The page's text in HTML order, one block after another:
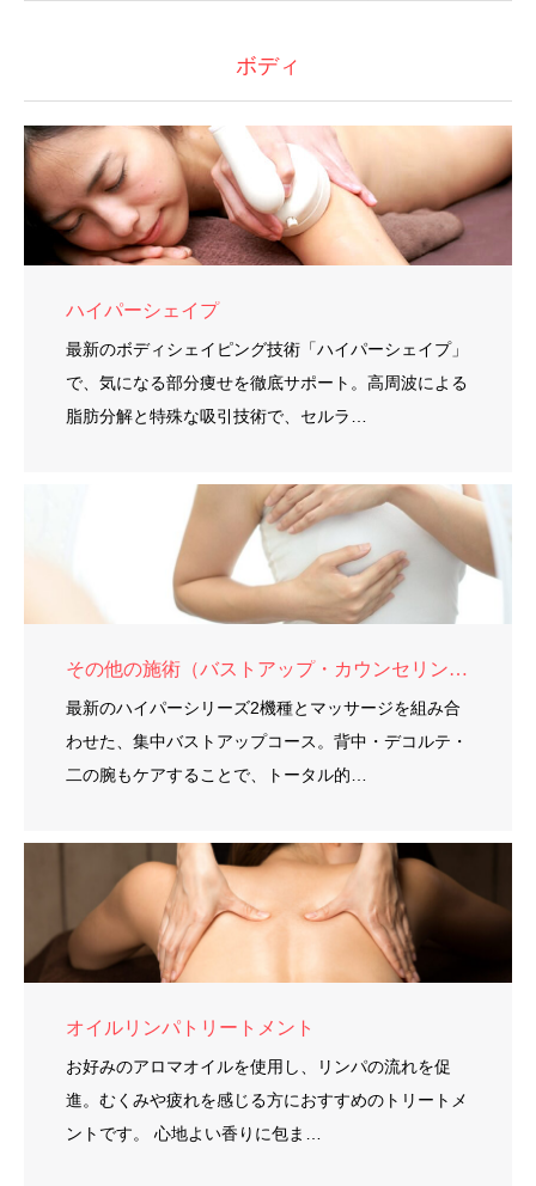
ボディ
ハイパーシェイプ
最新のボディシェイピング技術「ハイパーシェイプ」
で、気になる部分痩せを徹底サポート。高周波による
脂肪分解と特殊な吸引技術で、セルラ…
その他の施術（バストアップ・カウンセリング）
最新のハイパーシリーズ2機種とマッサージを組み合
わせた、集中バストアップコース。背中・デコルテ・
二の腕もケアすることで、トータル的…
オイルリンパトリートメント
お好みのアロマオイルを使用し、リンパの流れを促
進。むくみや疲れを感じる方におすすめのトリートメ
ントです。 心地よい香りに包ま…